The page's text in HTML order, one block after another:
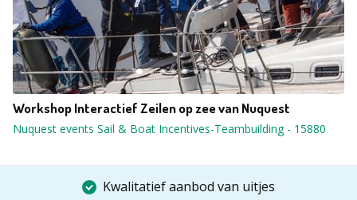
Workshop Interactief Zeilen op zee van Nuquest
Nuquest events Sail & Boat Incentives-Teambuilding- 15880
Kwalitatief aanbod van uitjes